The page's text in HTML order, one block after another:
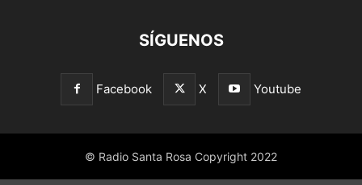
SÍGUENOS
Facebook X Youtube
© Radio Santa Rosa Copyright 2022